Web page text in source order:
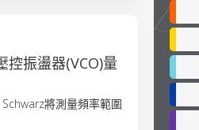
控振盪器(VCO)量
將測量頻率範圍